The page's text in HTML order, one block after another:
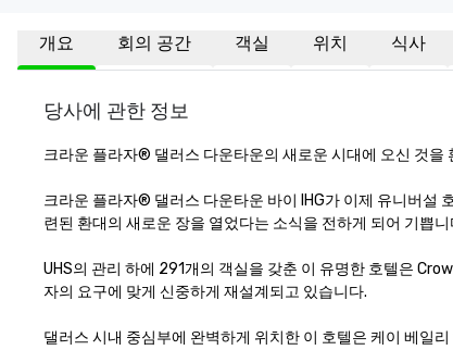
개요 회의 공간 객실 위치 식사
당사에 관한 정보
크라운 플라자® 댈러스 다운타운의 새로운 시대에 오신 것을
크라운 플라자® 댈러스 다운타운 바이 IHG가 이제 유니버설
련된 환대의 새로운 장을 열었다는 소식을 전하게 되어 기쁩니
UHS의 관리 하에 291개의 객실을 갖춘 이 유명한 호텔은
자의 요구에 맞게 신중하게 재설계되고 있습니다.
댈러스 시내 중심부에 완벽하게 위치한 이 호텔은 케이 베일